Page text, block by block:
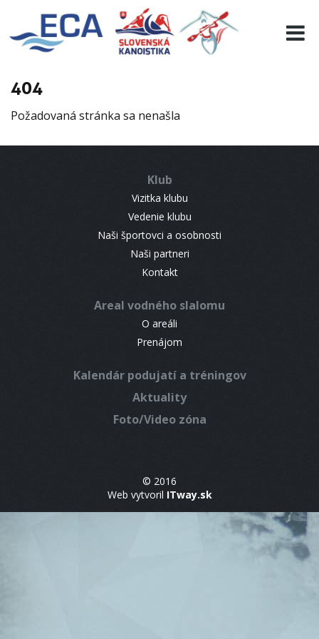
404
Požadovaná stránka sa nenašla
Klub
Vizitka klubu
Vedenie klubu
Naši športovci a osobnosti
Naši partneri
Kontakt
Areal vodného slalomu
O areáli
Prenájom
Kalendár podujatí a tréningov
Aktuality
Foto/Video zóna
© 2016
Web vytvoril ITway.sk
EURO 19
INFO
RESULTS
CONTACT